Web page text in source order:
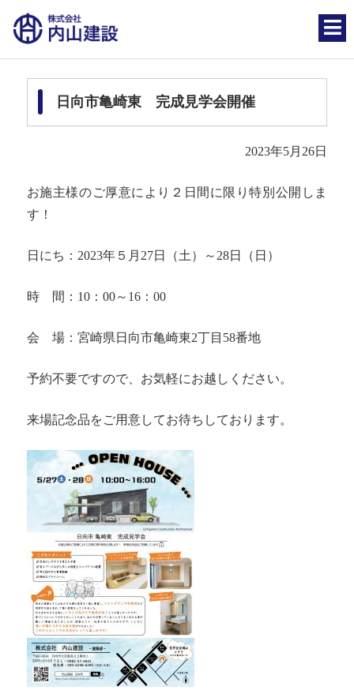
日向市亀崎東 完成見学会開催
2023年5月26日
お施主様のご厚意により２日間に限り特別公開しま
す！
日にち：2023年５月27日（土）～28日（日）
時 間：10：00～16：00
会 場：宮崎県日向市亀崎東2丁目58番地
予約不要ですので、お気軽にお越しください。
来場記念品をご用意してお待ちしております。